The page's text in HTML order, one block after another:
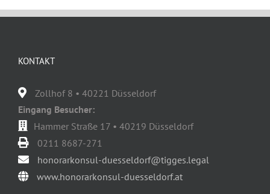
KONTAKT
Zollhof 8 • 40221 Düsseldorf
Eingang Besucher:
Hammer Straße 17 • 40219 Düsseldorf
0211 8687-271
honorarkonsul-duesseldorf@tigges.legal
www.honorarkonsul-duesseldorf.at